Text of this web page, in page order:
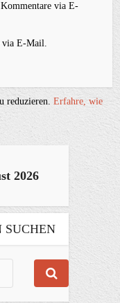
via E-
via E-Mail.
reduzieren.Erfahre, wie
2026
SUCHEN